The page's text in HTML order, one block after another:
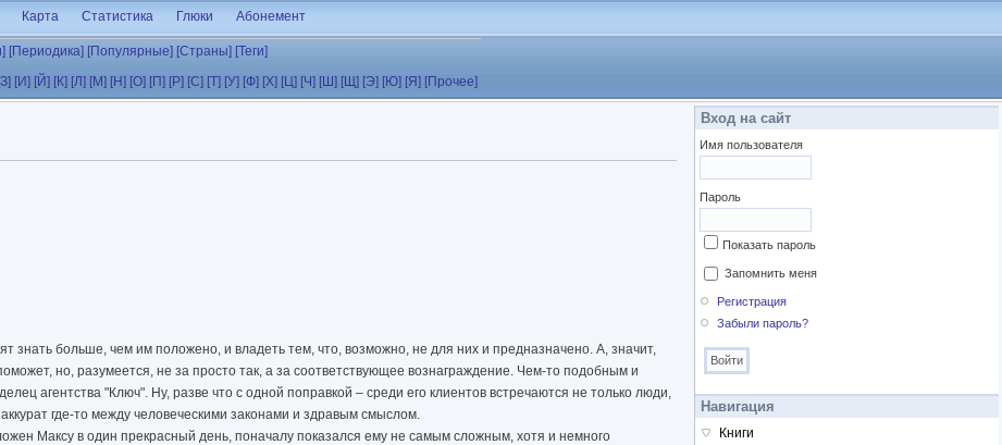
Карта Статистика Глюки Абонемент
[Периодика] [Популярные] [Страны] [Теги]
[З] [И] [Й] [К] [Л] [М] [Н] [О] [П] [Р] [С] [Т] [У] [Ф] [Х] [Ц] [Ч] [Ш] [Щ] [Э] [Ю] [Я] [Прочее]
знать больше, чем им положено, и владеть тем, что, возможно, не для них и предназначено. А, значит,
но, разумеется, не за просто так, а за соответствующее вознаграждение. Чем-то подобным и
агентства "Ключ". Ну, разве что с одной поправкой – среди его клиентов встречаются не только люди,
где-то между человеческими законами и здравым смыслом.
Максу в один прекрасный день, поначалу показался ему не самым сложным, хотя и немного
Вход на сайт
Имя пользователя
Пароль
Показать пароль
Запомнить меня
Регистрация
Забыли пароль?
Навигация
Книги